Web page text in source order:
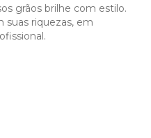
grãos brilhe com estilo.
suas riquezas, em